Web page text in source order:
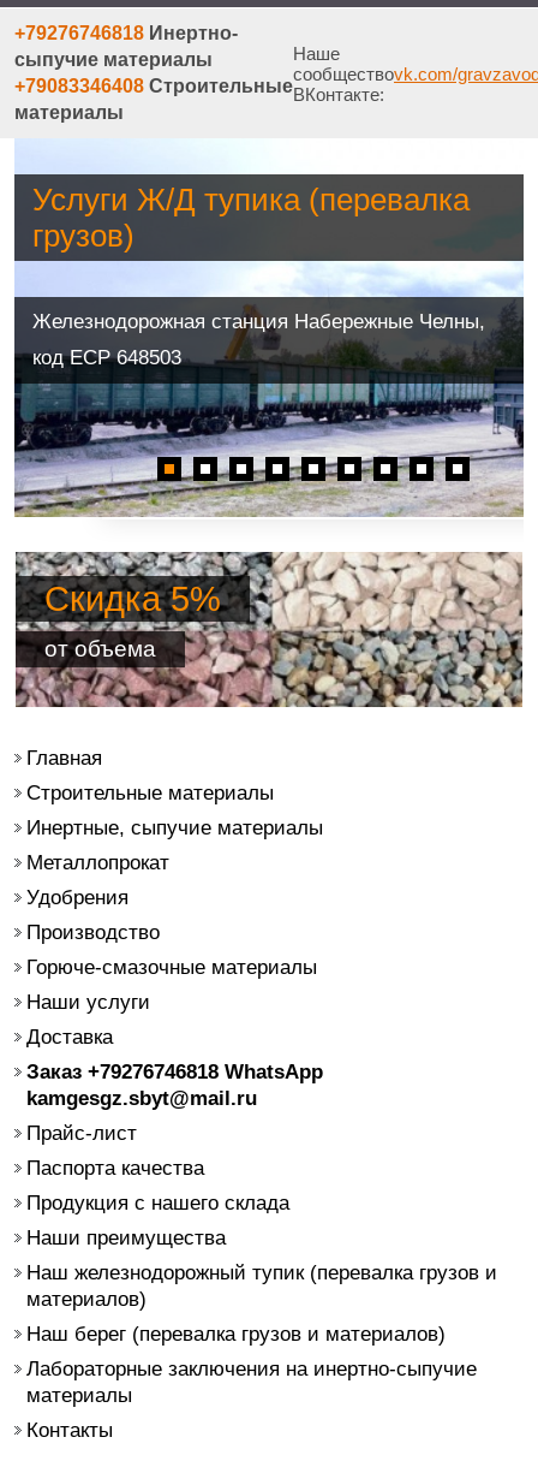
+79276746818 Инертно-
сыпучие материалы
+79083346408 Строительные
материалы
Наше
сообщество
ВКонтакте:
vk.com/
Услуги Ж/Д тупика (перевалка
грузов)
Железнодорожная станция Набережные Челны,
код ЕСР 648503
Скидка 5%
от объема
Главная
Строительные материалы
Инертные, сыпучие материалы
Металлопрокат
Удобрения
Производство
Горюче-смазочные материалы
Наши услуги
Доставка
Заказ +79276746818 WhatsApp
kamgesgz.sbyt@mail.ru
Прайс-лист
Паспорта качества
Продукция с нашего склада
Наши преимущества
Наш железнодорожный тупик (перевалка грузов и
материалов)
Наш берег (перевалка грузов и материалов)
Лабораторные заключения на инертно-сыпучие
материалы
Контакты